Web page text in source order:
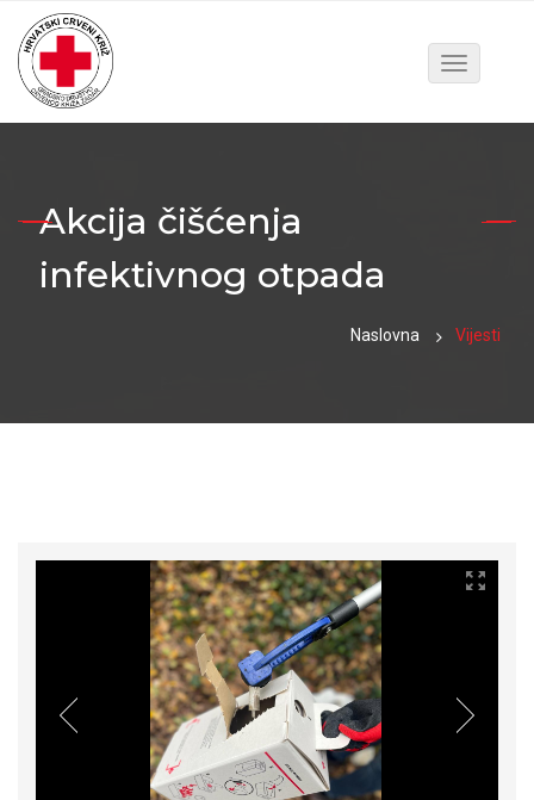
Toggle
Akcija čišćenja
infektivnog otpada
Naslovna Vijesti